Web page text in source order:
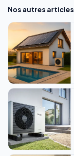
Nos autres articles